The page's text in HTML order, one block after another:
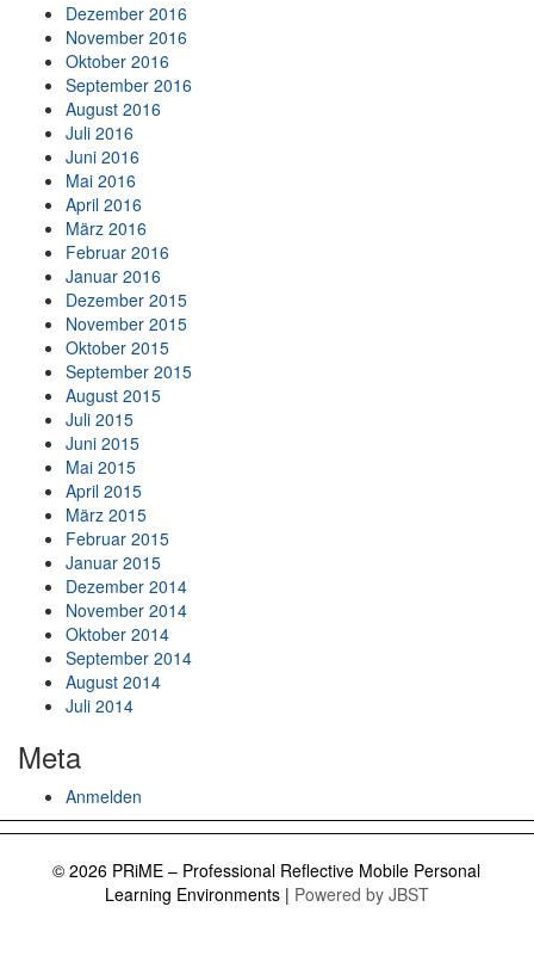
Dezember 2016
November 2016
Oktober 2016
September 2016
August 2016
Juli 2016
Juni 2016
Mai 2016
April 2016
März 2016
Februar 2016
Januar 2016
Dezember 2015
November 2015
Oktober 2015
September 2015
August 2015
Juli 2015
Juni 2015
Mai 2015
April 2015
März 2015
Februar 2015
Januar 2015
Dezember 2014
November 2014
Oktober 2014
September 2014
August 2014
Juli 2014
Meta
Anmelden
© 2026 PRiME – Professional Reflective Mobile Personal
Learning Environments | Powered by JBST